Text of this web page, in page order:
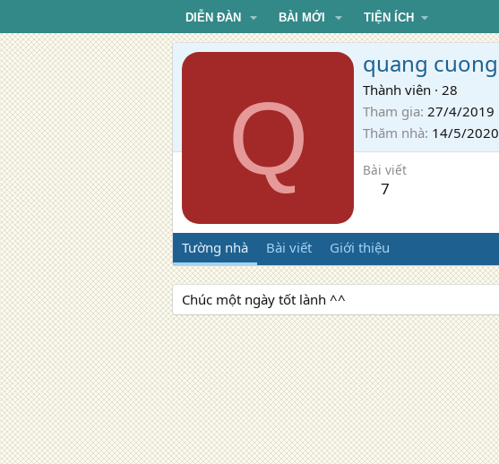
DIỄN ĐÀN BÀI MỚI TIỆN ÍCH
Q
quang cuong
Thành viên · 28
Tham gia 27/4/2019
Thăm nhà 14/5/2020
Bài viết
7
Tường nhà Bài viết Giới thiệu
Chúc một ngày tốt lành ^^